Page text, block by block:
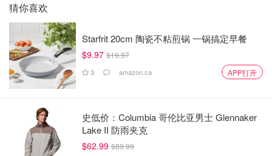
猜你喜欢
Starfrit 20cm 陶瓷不粘煎锅 一锅搞定早餐
$9.97 $19.97
3 amazon.ca APP打开
史低价：Columbia 哥伦比亚男士 Glennaker
Lake II 防雨夹克
$62.99 $89.99